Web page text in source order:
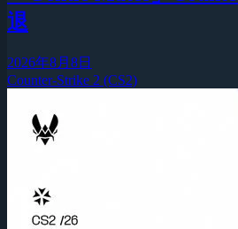
退
2026年8月8日
Counter-Strike 2 (CS2)